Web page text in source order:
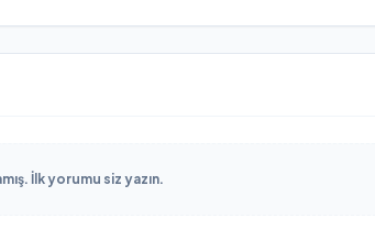
İlk yorumu siz yazın.